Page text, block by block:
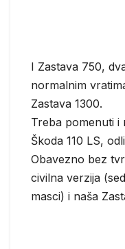
I Zastava 750,
normalnim
Zastava 1300.
Treba pomenuti i
Škoda 110 LS,
Obavezno bez
civilna verzija
masci) i naša